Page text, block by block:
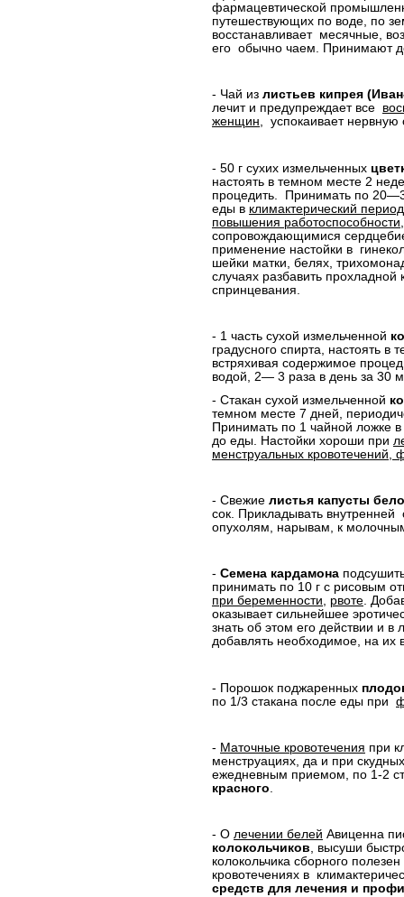
фармацевтической
путешествующих по воде, по
восстанавливает месячные,
его обычно чаем. Принимают
- Чай из листьев кипрея
лечит и предупреждает все
женщин, успокаивает
- 50 г сухих измельченных
настоять в темном месте 2
процедить.
Принимать по
еды в климактерический период
повышения работоспособности
сопровождающимися
применение настойки в
шейки матки, белях,
случаях разбавить
спринцевания.
- 1 часть сухой измельченной
градусного спирта, настоять в
встряхивая содержимое
водой, 2— 3 раза в день за 30
- Стакан сухой измельченной
темном месте 7 дней,
Принимать по 1 чайной ложке
до еды. Настойки хороши при
менструальных
- Свежие листья капусты
сок. Прикладывать внутренней
опухолям, нарывам, к
- Семена кардамона
принимать по 10 г с рисовым
при беременности, рвоте.
оказывает сильнейшее
знать об этом его действии и
добавлять необходимое, на их
- Порошок поджаренных
по 1/3 стакана после еды при
- Маточные кровотечения при
менструациях, да и при
ежедневным приемом, по 1-2
красного
- О лечении белей Авиценна
колокольчиков, высуши
колокольчика сборного
кровотечениях в
средств для лечения и